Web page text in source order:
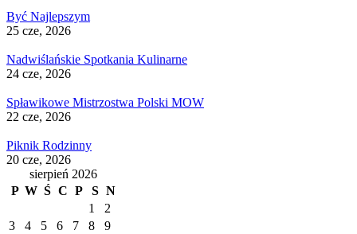
Być Najlepszym
25 cze, 2026
Nadwiślańskie Spotkania Kulinarne
24 cze, 2026
Spławikowe Mistrzostwa Polski MOW
22 cze, 2026
Piknik Rodzinny
20 cze, 2026
sierpień 2026
P W Ś C P S N
1
2
3
4 5 6 7 8
9